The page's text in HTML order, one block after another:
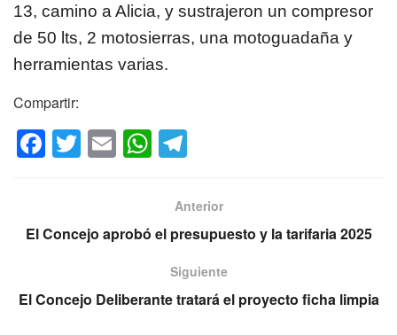
13, camino a Alicia, y sustrajeron un compresor
de 50 lts, 2 motosierras, una motoguadaña y
herramientas varias.
Compartir:
F
a
e
o
T
wi
er
E
m
W
h
at
s
p
p
e
gr
a
m
Anterior
El Concejo aprobó el presupuesto y la tarifaria 2025
Siguiente
El Concejo Deliberante tratará el proyecto ficha limpia